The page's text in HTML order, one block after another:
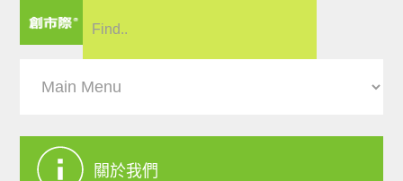
關於我們